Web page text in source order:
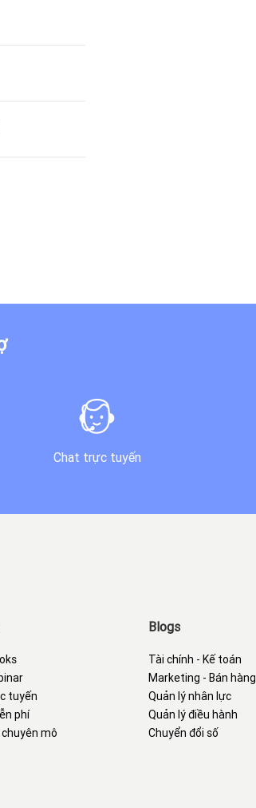
Chat trực tuyến
tuyến
phí
mô
Blogs
Tài chính - Kế toán
Marketing - Bán hàng
Quản lý nhân lực
Quản lý điều hành
Chuyển đổi số